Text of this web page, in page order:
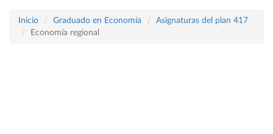
Inicio Graduado en Economía
Asignaturas del plan 417
Economía regional